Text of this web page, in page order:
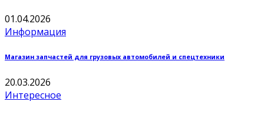
01.04.2026
Информация
Магазин запчастей для грузовых автомобилей и спецтехники
20.03.2026
Интересное